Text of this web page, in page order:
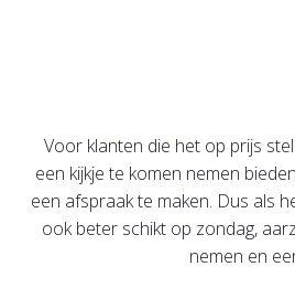
Voor klanten die het op prijs
een kijkje te komen nemen
een afspraak te maken. Dus als
ook beter schikt op zondag,
nemen en